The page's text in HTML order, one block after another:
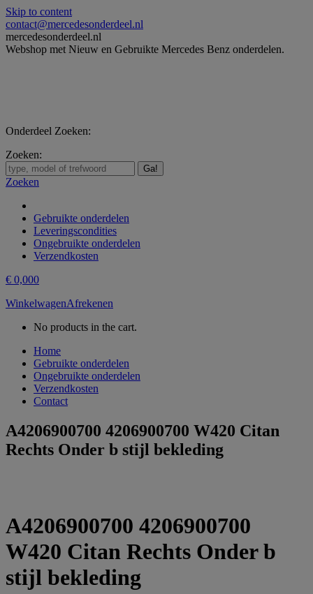
Skip to content
contact@mercedesonderdeel.nl
mercedesonderdeel.nl
Webshop met Nieuw en Gebruikte Mercedes Benz onderdelen.
Onderdeel Zoeken:
Zoeken:
Zoeken
Gebruikte onderdelen
Leveringscondities
Ongebruikte onderdelen
Verzendkosten
€ 0,000
WinkelwagenAfrekenen
No products in the cart.
Home
Gebruikte onderdelen
Ongebruikte onderdelen
Verzendkosten
Contact
A4206900700 4206900700 W420 Citan
Rechts Onder b stijl bekleding
A4206900700 4206900700
W420 Citan Rechts Onder b
stijl bekleding